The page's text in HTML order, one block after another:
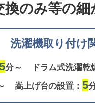
換のみ等の細
洗濯機取り付け
分～ ドラム式洗濯乾
嵩上げ台の設置： 5